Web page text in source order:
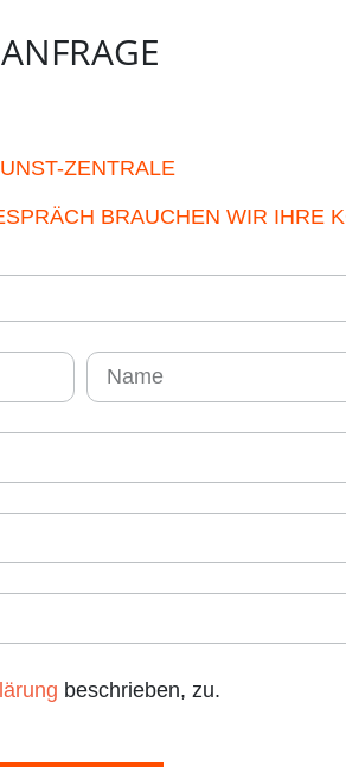
ANFRAGE
ZENTRALE
BRAUCHEN WIR IHRE
beschrieben, zu.